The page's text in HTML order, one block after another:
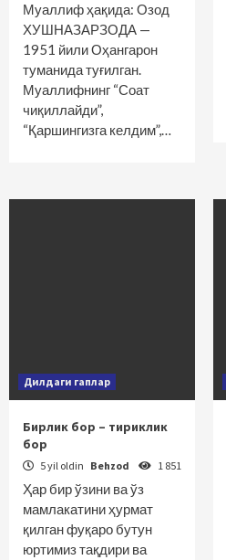
Муаллиф ҳақида: Озод
ХУШНАЗАРЗОДА —
1951 йили Оҳангарон
туманида туғилган.
Муаллифнинг “Соат
чиқиллайди”,
“Қаршингизга келдим”,…
Дилдаги гаплар
Бирлик бор – тириклик
бор
5 yil oldin Behzod 1 851
Ҳар бир ўзини ва ўз
мамлакатини ҳурмат
қилган фуқаро бутун
юртимиз тақдири ва